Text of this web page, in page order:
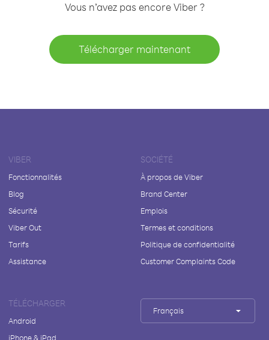
Vous n’avez pas encore Viber ?
Télécharger maintenant
VIBER
Fonctionnalités
Blog
Sécurité
Viber Out
Tarifs
Assistance
SOCIÉTÉ
À propos de Viber
Brand Center
Emplois
Termes et conditions
Politique de confidentialité
Customer Complaints Code
TÉLÉCHARGER
Android
iPhone & iPad
Français